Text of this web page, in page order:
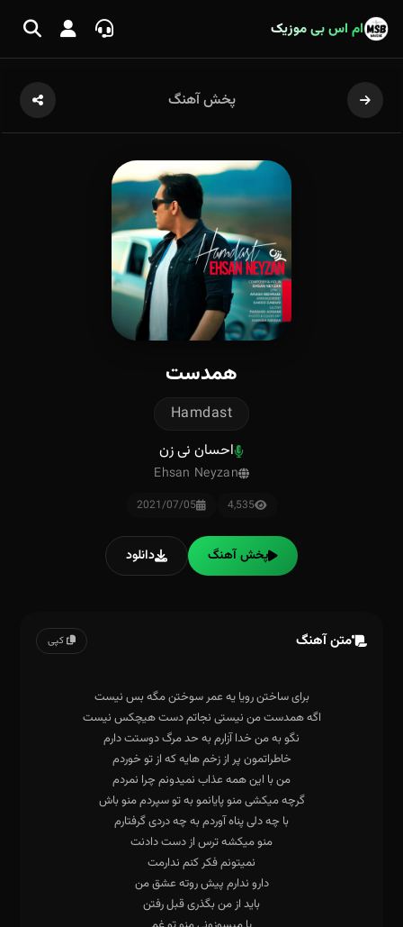
ام اس بی موزیک
پخش آهنگ
همدست
Hamdast
احسان نی زن
Ehsan Neyzan
4,535
2021/07/05
پخش آهنگ دانلود
متن آهنگ کپی